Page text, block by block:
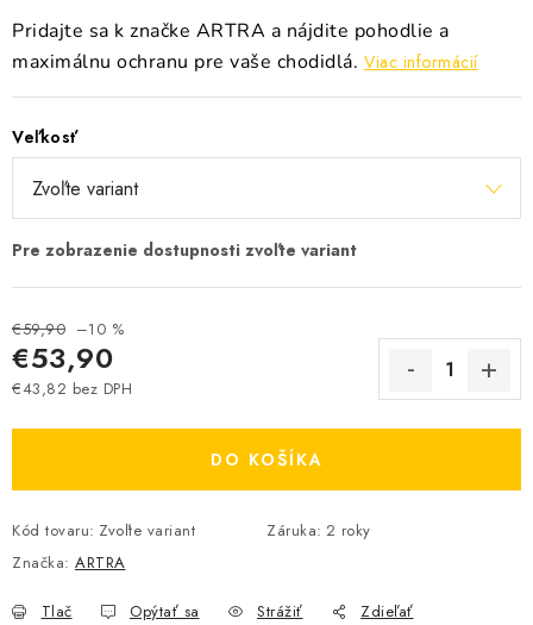
Pridajte sa k značke ARTRA a nájdite pohodlie a
maximálnu ochranu pre vaše chodidlá. Viac informácií
Veľkosť
€59,90 –10 %
€53,90
€43,82 bez DPH
DO KOŠÍKA
Kód tovaru: Zvoľte variant Záruka: 2 roky
Značka: ARTRA
Tlač Opýtať sa Strážiť Zdieľať